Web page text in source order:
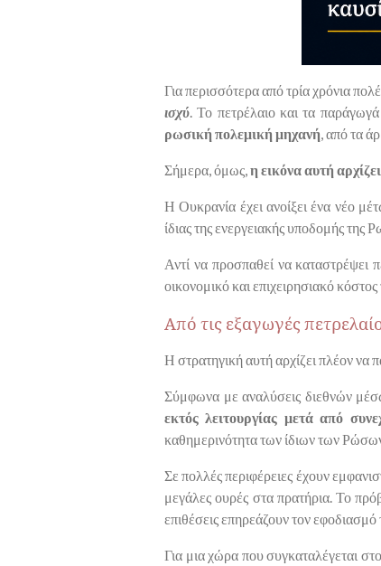
Για περισσότερα από τρία χρόνια
ισχύ . Το πετρέλαιο και τα
ρωσική πολεμική μηχανή , από τα
Σήμερα, όμως, η εικόνα αυτή
Η Ουκρανία έχει ανοίξει ένα νέο
ίδιας της ενεργειακής υποδομής της
Αντί να προσπαθεί να καταστρέψει
οικονομικό και επιχειρησιακό
Από τις εξαγωγές
Η στρατηγική αυτή αρχίζει πλέον να
Σύμφωνα με αναλύσεις διεθνών
εκτός λειτουργίας μετά από
καθημερινότητα των ίδιων των
Σε πολλές περιφέρειες έχουν
μεγάλες ουρές στα πρατήρια. Το
επιθέσεις επηρεάζουν τον εφοδιασμό
Για μια χώρα που συγκαταλέγεται